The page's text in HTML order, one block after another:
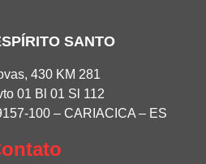
SANTO
430 KM 281
01 Bl 01 Sl 112
100 – CARIACICA – ES